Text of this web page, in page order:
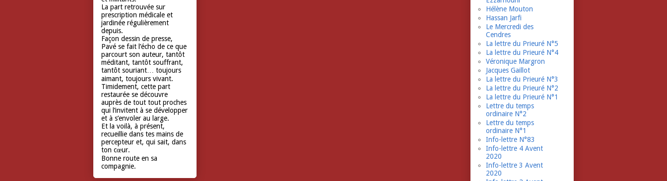
La part retrouvée sur
prescription médicale et
jardinée régulièrement
depuis.
Façon dessin de presse,
Pavé se fait l’écho de ce que
parcourt son auteur, tantôt
méditant, tantôt souffrant,
tantôt souriant… toujours
aimant, toujours vivant.
Timidement, cette part
restaurée se découvre
auprès de tout tout proches
qui l’invitent à se développer
et à s’envoler au large.
Et la voilà, à présent,
recueillie dans tes mains de
percepteur et, qui sait, dans
ton cœur.
Bonne route en sa
compagnie.
Hélène Mouton
Hassan Jarfi
Le Mercredi des
Cendres
La lettre du Prieuré N°5
La lettre du Prieuré N°4
Véronique Margron
Jacques Gaillot
La lettre du Prieuré N°3
La lettre du Prieuré N°2
La lettre du Prieuré N°1
Lettre du temps
ordinaire N°2
Lettre du temps
ordinaire N°1
Info-lettre N°83
Info-lettre 4 Avent
2020
Info-lettre 3 Avent
2020